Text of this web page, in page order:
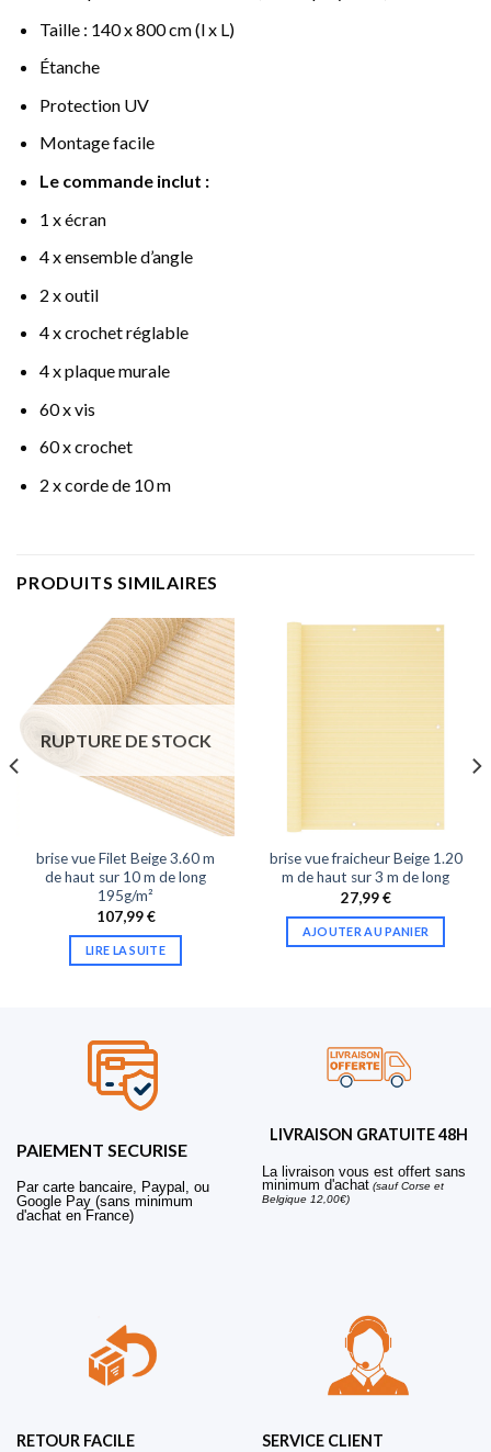
Taille : 140 x 800 cm (l x L)
Étanche
Protection UV
Montage facile
Le commande inclut :
1 x écran
4 x ensemble d’angle
2 x outil
4 x crochet réglable
4 x plaque murale
60 x vis
60 x crochet
2 x corde de 10 m
PRODUITS SIMILAIRES
RUPTURE DE STOCK
brise vue Filet Beige 3.60 m
de haut sur 10 m de long
195g/m²
107,99€
LIRE LA SUITE
brise vue fraicheur Beige 1.20
m de haut sur 3 m de long
27,99€
AJOUTER AU PANIER
PAIEMENT SECURISE
Par carte bancaire, Paypal, ou
Google Pay (sans minimum
d'achat en France)
LIVRAISON GRATUITE 48H
La livraison vous est offert sans
minimum d'achat (sauf Corse et
Belgique 12,00€)
RETOUR FACILE SERVICE CLIENT